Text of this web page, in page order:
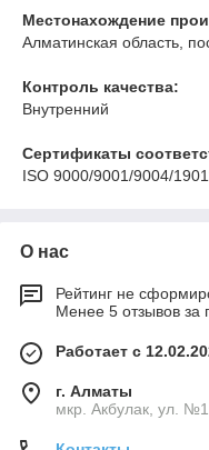
Местонахождение
Алматинская область,
Контроль качества:
Внутренний
Сертификаты
ISO 9000/9001/9004/
О нас
Рейтинг не
Менее 5 отзывов за
Работает с
г. Алматы
мкр. Акбулак, ул.